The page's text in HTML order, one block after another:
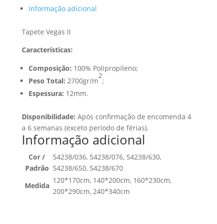
Informação adicional
Tapete Vegas II
Características:
Composição: 100% Polipropileno;
Peso Total: 2700gr/m
2
;
Espessura: 12mm.
Disponibilidade: Após confirmação de encomenda 4
a 6 semanas (exceto período de férias).
Informação adicional
Cor /
Padrão
54238/036, 54238/076, 54238/630,
54238/650, 54238/670
Medida
120*170cm, 140*200cm, 160*230cm,
200*290cm, 240*340cm